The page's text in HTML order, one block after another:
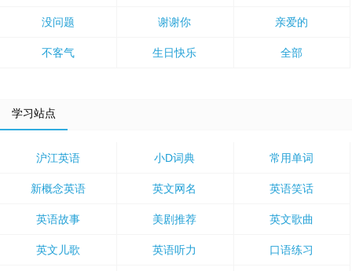
没问题 谢谢你 亲爱的
不客气 生日快乐 全部
学习站点
沪江英语 小D词典 常用单词
新概念英语 英文网名 英语笑话
英语故事 美剧推荐 英文歌曲
英文儿歌 英语听力 口语练习